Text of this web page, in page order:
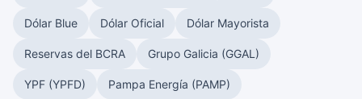
Dólar Blue Dólar Oficial Dólar Mayorista
Reservas del BCRA Grupo Galicia (GGAL)
YPF (YPFD) Pampa Energía (PAMP)